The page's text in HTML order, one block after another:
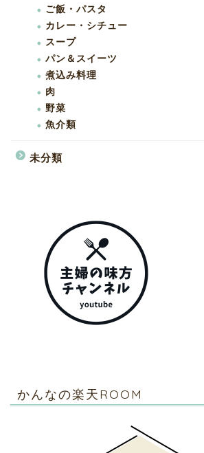
ご飯・パスタ
カレー・シチュー
スープ
パン＆スイーツ
煮込み料理
肉
野菜
魚介類
未分類
かんなの楽天ROOM